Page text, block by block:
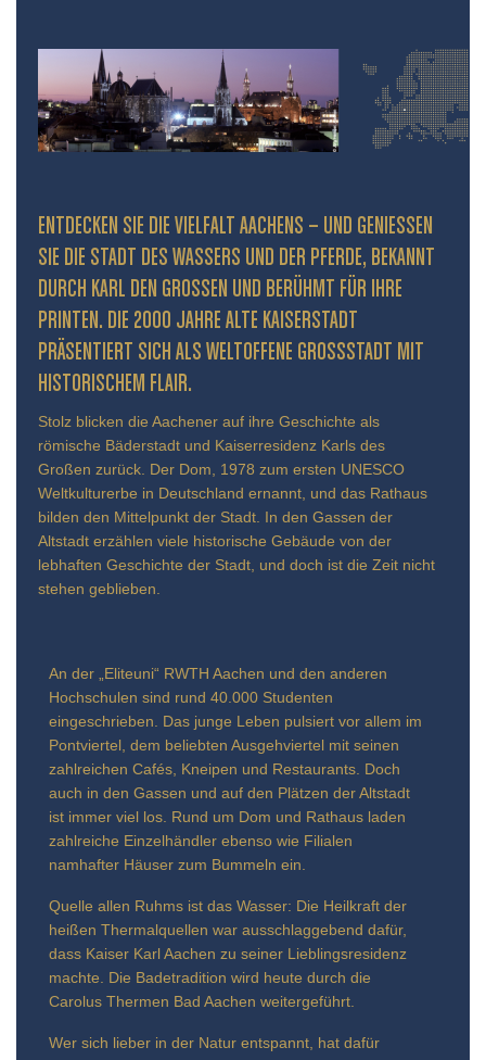
ENTDECKEN SIE DIE VIELFALT AACHENS – UND GENIESSEN S
IE DIE STADT DES WASSERS UND DER PFERDE, BEKANNT D
URCH KARL DEN GROSSEN UND BERÜHMT FÜR IHRE PR
INTEN. DIE 2000 JAHRE ALTE KAISERSTADT PR
ÄSENTIERT SICH ALS WELTOFFENE GROSSSTADT MIT HIS
TORISCHEM FLAIR.
Stolz blicken die Aachener auf ihre Geschichte als
römische Bäderstadt und Kaiserresidenz Karls des
Großen zurück. Der Dom, 1978 zum ersten UNESCO
Weltkulturerbe in Deutschland ernannt, und das Rathaus
bilden den Mittelpunkt der Stadt. In den Gassen der
Altstadt erzählen viele historische Gebäude von der
lebhaften Geschichte der Stadt, und doch ist die Zeit nicht
stehen geblieben.
An der „Eliteuni“ RWTH Aachen und den anderen
Hochschulen sind rund 40.000 Studenten
eingeschrieben. Das junge Leben pulsiert vor allem im
Pontviertel, dem beliebten Ausgehviertel mit seinen
zahlreichen Cafés, Kneipen und Restaurants. Doch
auch in den Gassen und auf den Plätzen der Altstadt
ist immer viel los. Rund um Dom und Rathaus laden
zahlreiche Einzelhändler ebenso wie Filialen
namhafter Häuser zum Bummeln ein.
Quelle allen Ruhms ist das Wasser: Die Heilkraft der
heißen Thermalquellen war ausschlaggebend dafür,
dass Kaiser Karl Aachen zu seiner Lieblingsresidenz
machte. Die Badetradition wird heute durch die
Carolus Thermen Bad Aachen weitergeführt.
Wer sich lieber in der Natur entspannt, hat dafür